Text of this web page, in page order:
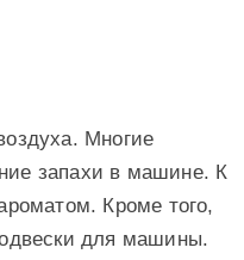
Многие
запахи в машине. К
Кроме того,
для машины.